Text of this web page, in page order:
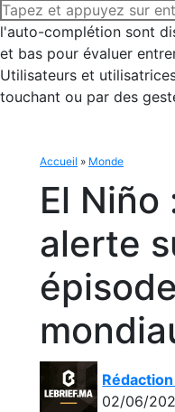
Recherche
:l'auto-complétion sont
et bas pour évaluer
Utilisateurs et
touchant ou par des
Accueil » Monde
El Niño
alerte
02/06/